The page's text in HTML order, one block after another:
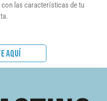
las características de tu
AQUÍ